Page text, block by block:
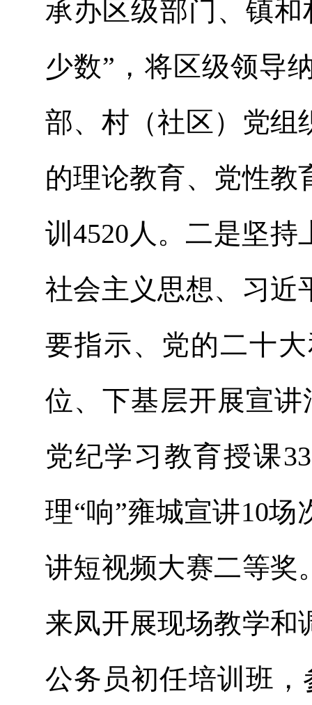
承办区级部门、镇
少数”，将区级领导
部、村（社区）党组
的理论教育、党性教
训4520人。二是坚
社会主义思想、习近
要指示、党的二十
位、下基层开展宣讲
党纪学习教育授课
理“响”雍城宣讲10
讲短视频大赛二等奖
来凤开展现场教学和
公务员初任培训班